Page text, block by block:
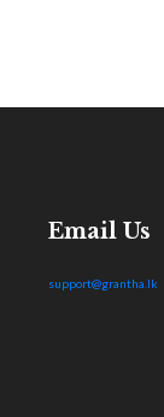
Email Us
support@grantha.lk